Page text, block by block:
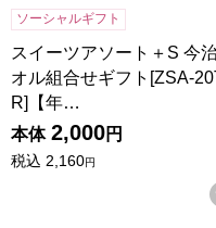
ソーシャルギフト
スイーツアソート＋S 今
オル組合せギフト[ZSA-
R]【年…
本体 2,000円
税込 2,160円